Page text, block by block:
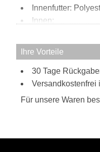
Innenfutter:
Innen:
Tragweise:
Henkel
Ihre Vorteile
30 Tage
Versandkostenfrei
Für unsere Waren